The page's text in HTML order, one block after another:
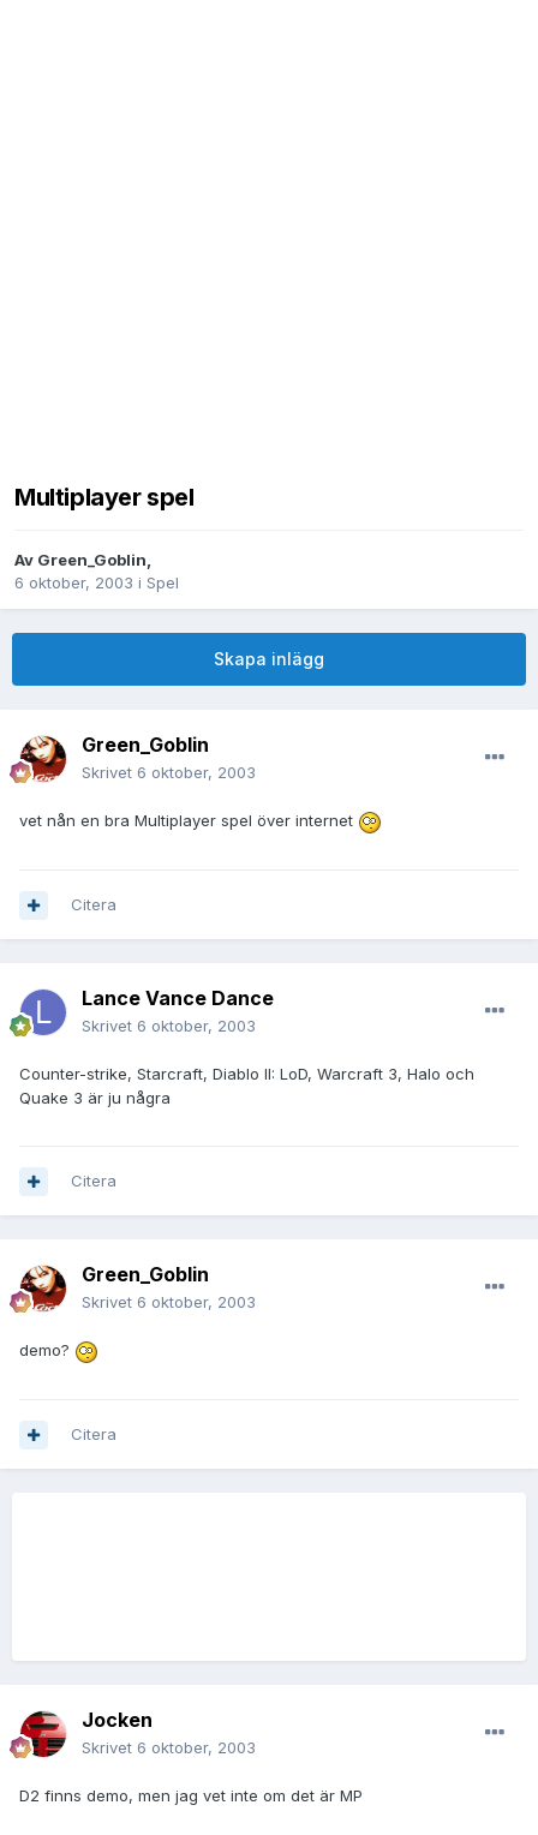
Multiplayer spel
Av Green_Goblin,
6 oktober, 2003 i Spel
Skapa inlägg
Green_Goblin
Skrivet 6 oktober, 2003
vet nån en bra Multiplayer spel över internet
Citera
Lance Vance Dance
Skrivet 6 oktober, 2003
Counter-strike, Starcraft, Diablo II: LoD, Warcraft 3, Halo och
Quake 3 är ju några
Citera
Green_Goblin
Skrivet 6 oktober, 2003
demo?
Citera
Jocken
Skrivet 6 oktober, 2003
D2 finns demo, men jag vet inte om det är MP